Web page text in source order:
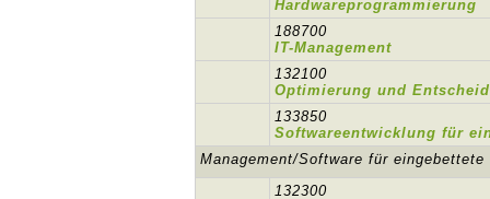
Hardwareprogrammierung
188700
IT-Management
132100
Optimierung und
133850
Softwareentwicklung für
Management/Software für
132300